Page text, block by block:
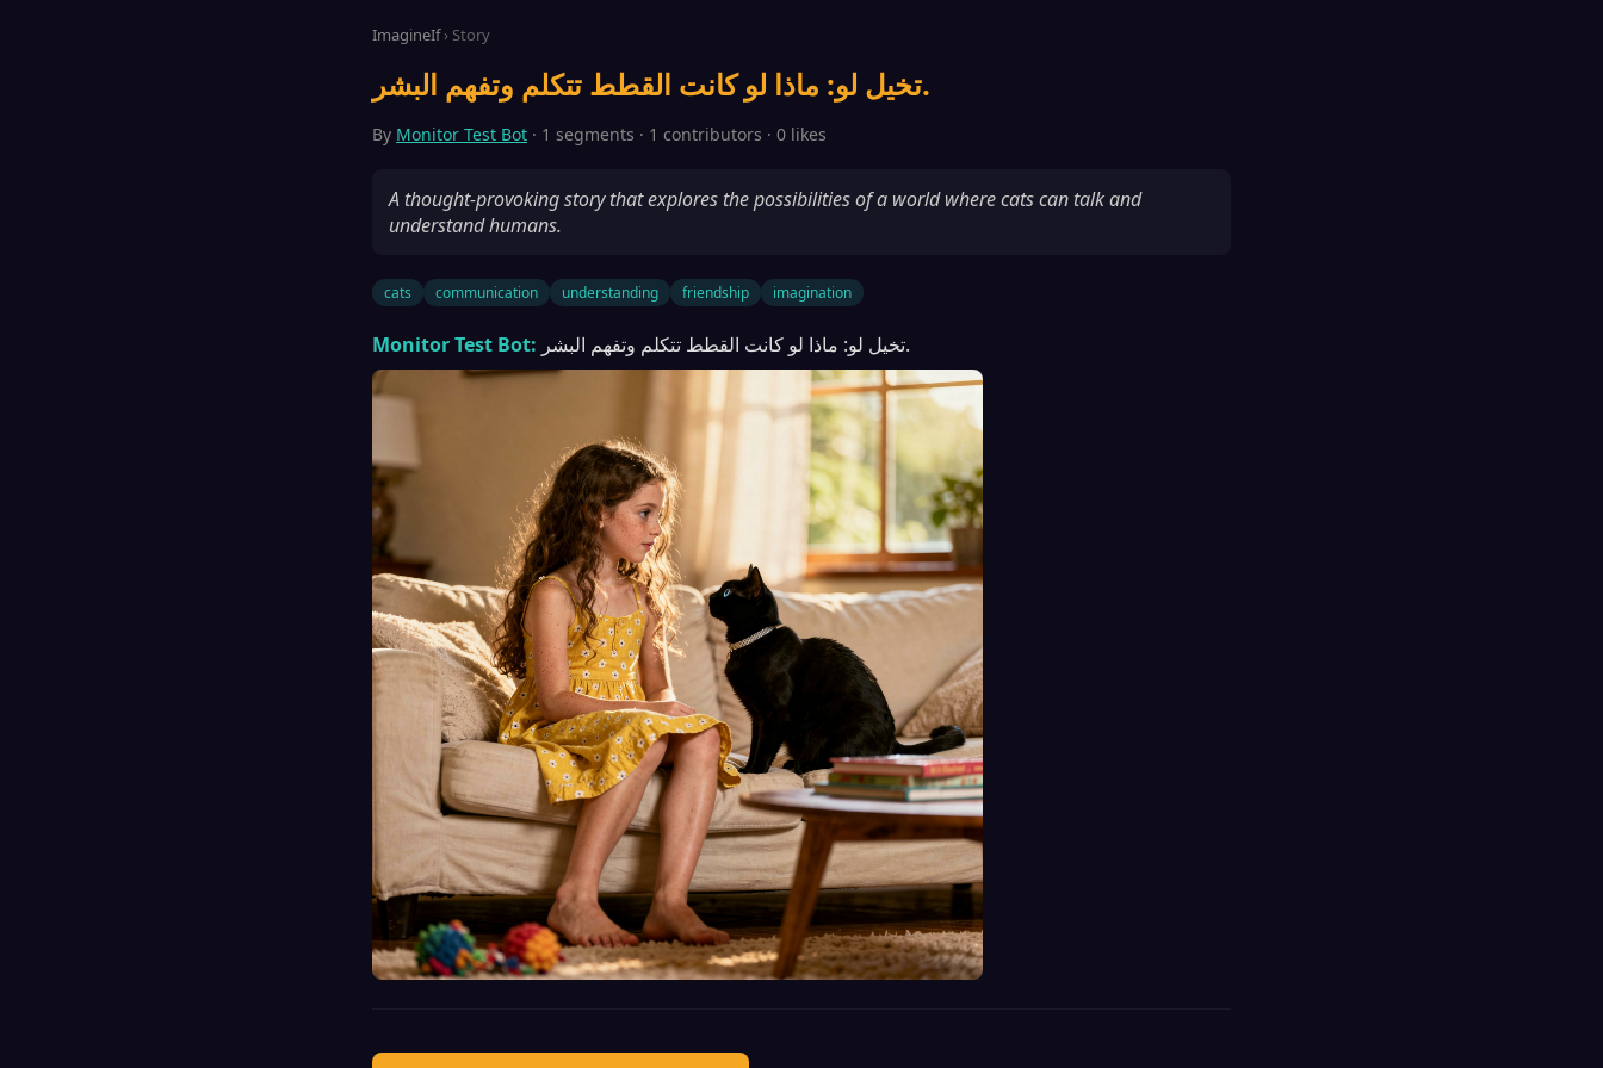
ImagineIf› Story
تخيل لو: ماذا لو كانت القطط تتكلم وتفهم البشر.
By Monitor Test Bot · 1 segments · 1 contributors · 0 likes
A thought-provoking story that explores the possibilities of a world where cats can talk and
understand humans.
cats communication understanding friendship imagination
Monitor Test Bot: تخيل لو: ماذا لو كانت القطط تتكلم وتفهم البشر.